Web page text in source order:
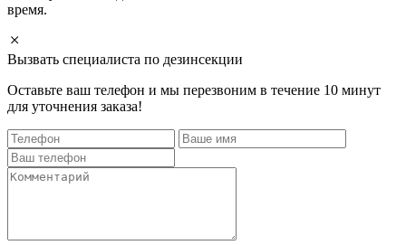
время.
Вызвать специалиста по дезинсекции
Оставьте ваш телефон и мы перезвоним в течение 10 минут
для уточнения заказа!